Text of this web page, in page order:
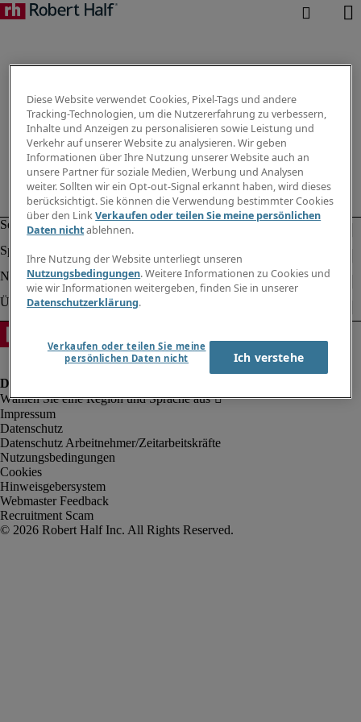
Impressum
Datenschutz
Datenschutz Arbeitnehmer/Zeitarbeitskräfte
Nutzungsbedingungen
Cookies
Hinweisgebersystem
Webmaster Feedback
Recruitment Scam
Diese Website verwendet Cookies, Pixel-Tags und andere
Tracking-Technologien, um die Nutzererfahrung zu verbessern,
Inhalte und Anzeigen zu personalisieren sowie Leistung und
Verkehr auf unserer Website zu analysieren. Wir geben
Informationen über Ihre Nutzung unserer Website auch an
unsere Partner für soziale Medien, Werbung und Analysen
weiter. Sollten wir ein Opt-out-Signal erkannt haben, wird dieses
berücksichtigt. Sie können die Verwendung bestimmter Cookies
über den LinkVerkaufen oder teilen Sie meine persönlichen
Daten nichtablehnen.
Ihre Nutzung der Website unterliegt unseren
Nutzungsbedingungen. Weitere Informationen zu Cookies und
wie wir Informationen weitergeben, finden Sie in unserer
Datenschutzerklärung.
Verkaufen oder teilen Sie meine
persönlichen Daten nicht
Ich verstehe